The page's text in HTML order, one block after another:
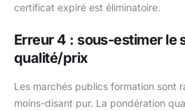
certificat expiré est éliminatoire.
Erreur 4 : sous-estimer le
qualité/prix
Les marchés publics formation sont
moins-disant pur. La pondération